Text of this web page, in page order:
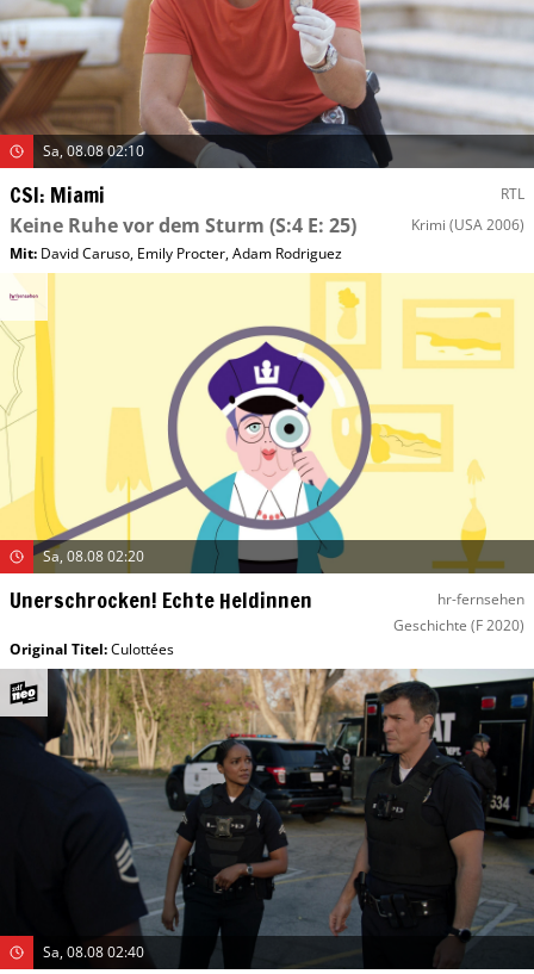
Sa, 08.08 02:10
CSI: Miami RTL
Keine Ruhe vor dem Sturm (S:4 E: 25) Krimi (USA 2006)
Mit: David Caruso, Emily Procter,Adam Rodriguez
Sa, 08.08 02:20
Unerschrocken! Echte Heldinnen
hr-fernsehen
Geschichte (F 2020)
Original Titel:Culottées
Sa, 08.08 02:40